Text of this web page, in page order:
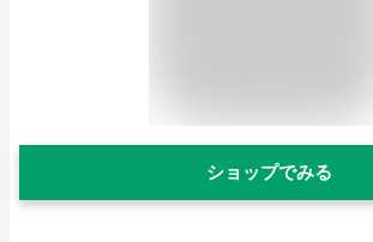
ショップでみる